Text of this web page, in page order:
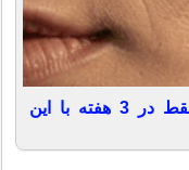
کاهش چشمگیر جای زخم و بخیه فقط در 3 هفته با این